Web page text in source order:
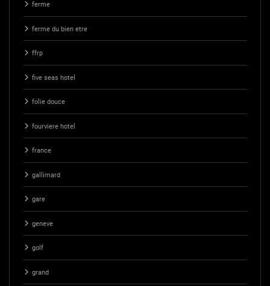
ferme
ferme du bien etre
ffrp
five seas hotel
folie douce
fourviere hotel
france
gallimard
gare
geneve
golf
grand